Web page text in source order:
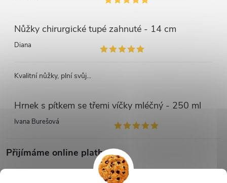
Nůžky chirurgické tupé zahnuté - 14 cm
Diana
Kvalitní nůžky, plní svůj...
Hrnek s pítkem se třemi víčky mléčný - 250 ml
Ivana Burešová
Přijímáme online platby